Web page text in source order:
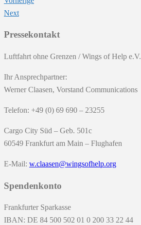
Next
Pressekontakt
Luftfahrt ohne Grenzen / Wings of Help e.V.
Ihr Ansprechpartner:
Werner Claasen, Vorstand Communications
Telefon: +49 (0) 69 690 – 23255
Cargo City Süd – Geb. 501c
60549 Frankfurt am Main – Flughafen
E-Mail: w.claasen@wingsofhelp.org
Spendenkonto
Frankfurter Sparkasse
IBAN: DE 84 500 502 01 0 200 33 22 44